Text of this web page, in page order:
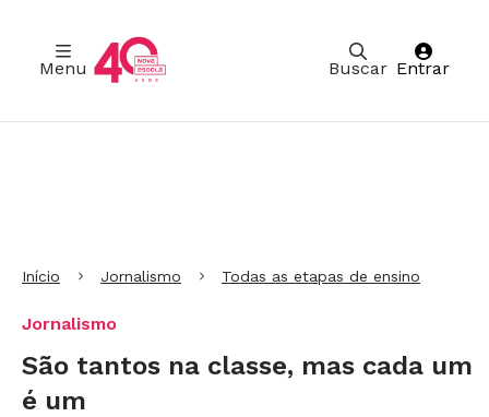
Buscar
Menu Entrar
Início Jornalismo Todas as etapas de ensino
Jornalismo
São tantos na classe, mas cada um
é um